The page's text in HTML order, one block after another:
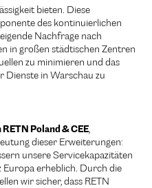
bieten. Diese
des kontinuierlichen
Nachfrage nach
in großen städtischen Zentren
zu minimieren und das
Dienste in Warschau zu
Poland & CEE,
dieser Erweiterungen:
unsere Servicekapazitäten
Europa erheblich. Durch die
wir sicher, dass RETN